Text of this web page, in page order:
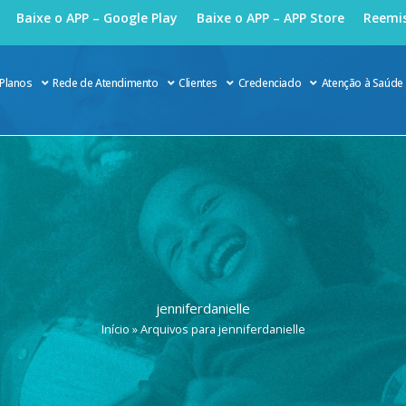
Baixe o APP – Google Play Baixe o APP – APP Store
Planos Rede de Atendimento Clientes Credenciado Atenção à Saúde
jenniferdanielle
Início »Arquivos para jenniferdanielle